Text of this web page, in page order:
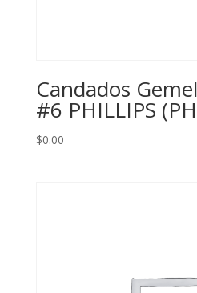
Candados
#6 PHILLIPS
$0.00